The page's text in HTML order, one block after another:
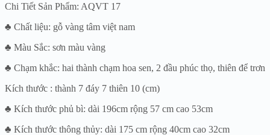
Chi Tiết Sản Phẩm: AQVT 17
♣ Chất liệu: gỗ vàng tâm việt nam
♣ Màu Sắc: sơn màu vàng
♣ Chạm khắc: hai thành chạm hoa sen, 2 đầu phúc thọ, thiên để trơn
Kích thước : thành 7 đáy 7 thiên 10 (cm)
♣ Kích thước phủ bì: dài 196cm rộng 57 cm cao 53cm
♣ Kích thước thông thủy: dài 175 cm rộng 40cm cao 32cm